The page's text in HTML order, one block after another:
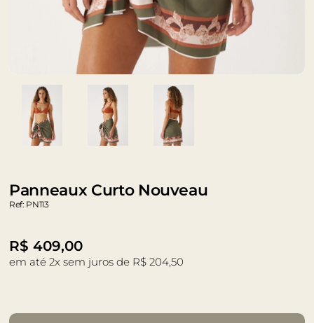
Panneaux Curto Nouveau
Ref: PN113
R$ 409,00
em até 2x sem juros de R$ 204,50